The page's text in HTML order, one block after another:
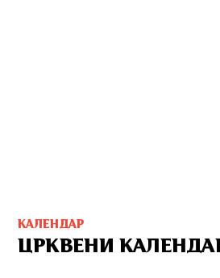
КАЛЕНДАР
ЦРКВЕНИ